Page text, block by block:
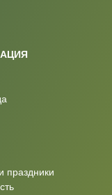
праздники